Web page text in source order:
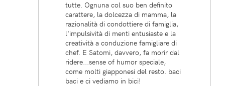
tutte. Ognuna col suo ben definito
carattere, la dolcezza di mamma, la
razionalità di condottiere di famiglia,
l'impulsività di menti entusiaste e la
creatività a conduzione famigliare di
chef. E Satomi, davvero, fa morir dal
ridere...sense of humor speciale,
come molti giapponesi del resto. baci
baci e ci vediamo in bici!